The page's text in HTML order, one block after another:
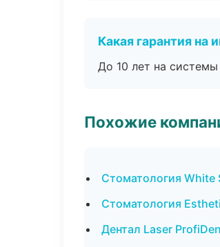
Какая гарантия на
До 10 лет на
Похожие
Стоматология White
Стоматология
Дентал Laser